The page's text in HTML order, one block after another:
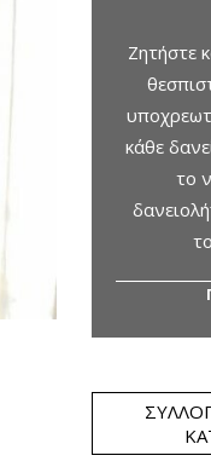
Ζητήστε
κάθε
το